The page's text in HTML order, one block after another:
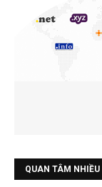
QUAN TÂM